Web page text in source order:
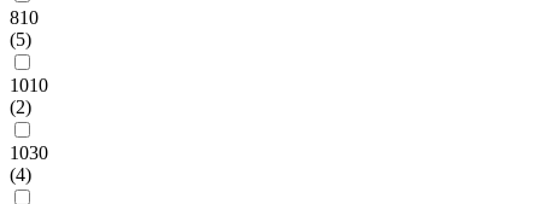
810
(5)
1010
(2)
1030
(4)